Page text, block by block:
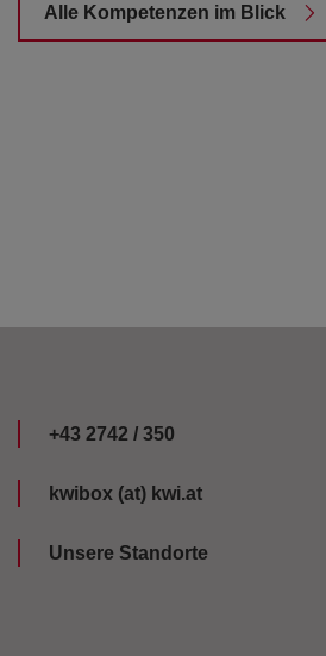
Alle Kompetenzen im Blick
+43 2742 / 350
kwibox (at) kwi.at
Unsere Standorte